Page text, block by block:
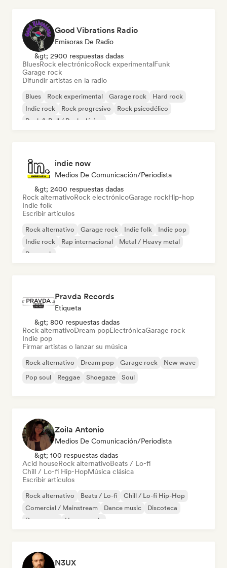
Good Vibrations Radio
Emisoras De Radio
&gt; 2900 respuestas dadas
BluesRock electrónicoRock experimentalFunk
Garage rock
Difundir artistas en la radio
Blues Rock experimental Garage rock
Hard rock
Indie rock
Rock progresivo
Rock psicodélico
Rock & Roll / Rock clásico
indie now
Medios De Comunicación/Periodista
&gt; 2400 respuestas dadas
Rock alternativoRock electrónicoGarage rockHip-hop
Indie folk
Escribir artículos
Rock alternativo Garage rock Indie folk
Indie pop
Indie rock
Rap internacional
Metal / Heavy metal
Pop rock
Pravda Records
Etiqueta
&gt; 800 respuestas dadas
Rock alternativoDream popElectrónicaGarage rock
Indie pop
Firmar artistas o lanzar su música
Rock alternativo Dream pop Garage rock
New wave
Pop soul
Reggae Shoegaze Soul
Zoila Antonio
Medios De Comunicación/Periodista
&gt; 100 respuestas dadas
Acid houseRock alternativoBeats / Lo-fi
Chill / Lo-fi Hip-HopMúsica clásica
Escribir artículos
Rock alternativo Beats / Lo-fi
Chill / Lo-fi Hip-Hop
Comercial / Mainstream
Dance music
Discoteca
Dream pop
House music
N3UX